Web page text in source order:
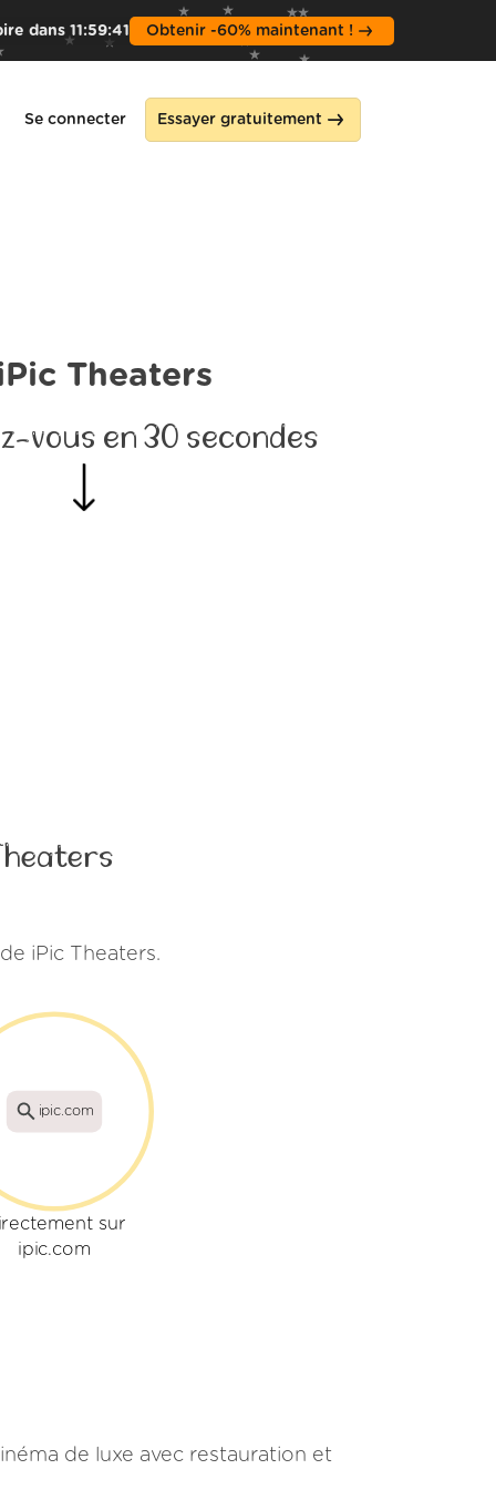
dans 11:59:39 Obtenir -60% maintenant !
Se connecter Essayer gratuitement
Theaters
vous en 30 secondes
iPic Theaters.
ipic.com
sur
ipic.com
de luxe avec restauration et